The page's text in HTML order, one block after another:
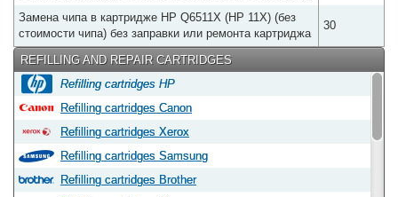
Замена чипа в картридже HP Q6511X (HP 11X) (без
стоимости чипа) без заправки или ремонта картриджа
30
REFILLING AND REPAIR CARTRIDGES
Refilling cartridges HP
Refilling cartridges Canon
Refilling cartridges Xerox
Refilling cartridges Samsung
Refilling cartridges Brother